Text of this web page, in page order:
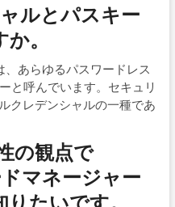
ルとパスキー
。
あらゆるパスワードレス
と呼んでいます。セキュリ
クレデンシャルの一種であ
の観点で
マネージャー